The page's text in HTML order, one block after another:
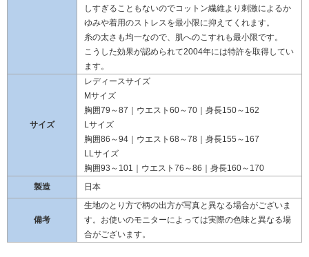
しすぎることもないのでコットン繊維より刺激によるか
ゆみや着用のストレスを最小限に抑えてくれます。
糸の太さも均一なので、肌へのこすれも最小限です。
こうした効果が認められて2004年には特許を取得してい
ます。
サイズ
レディースサイズ
Mサイズ
胸囲79～87｜ウエスト60～70｜身長150～162
Lサイズ
胸囲86～94｜ウエスト68～78｜身長155～167
LLサイズ
胸囲93～101｜ウエスト76～86｜身長160～170
製造
日本
備考
生地のとり方で柄の出方が写真と異なる場合がございま
す。お使いのモニターによっては実際の色味と異なる場
合がございます。